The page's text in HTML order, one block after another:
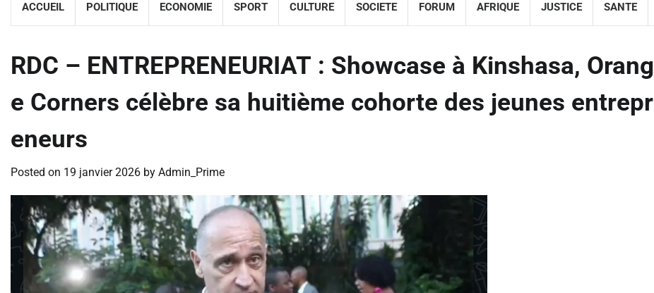
ACCUEIL POLITIQUE ECONOMIE SPORT CULTURE SOCIETE FORUM AFRIQUE JUSTICE SANTE
RDC – ENTREPRENEURIAT : Showcase à Kinshasa, Orang
e Corners célèbre sa huitième cohorte des jeunes entrepr
eneurs
Posted on 19 janvier 2026 by Admin_Prime